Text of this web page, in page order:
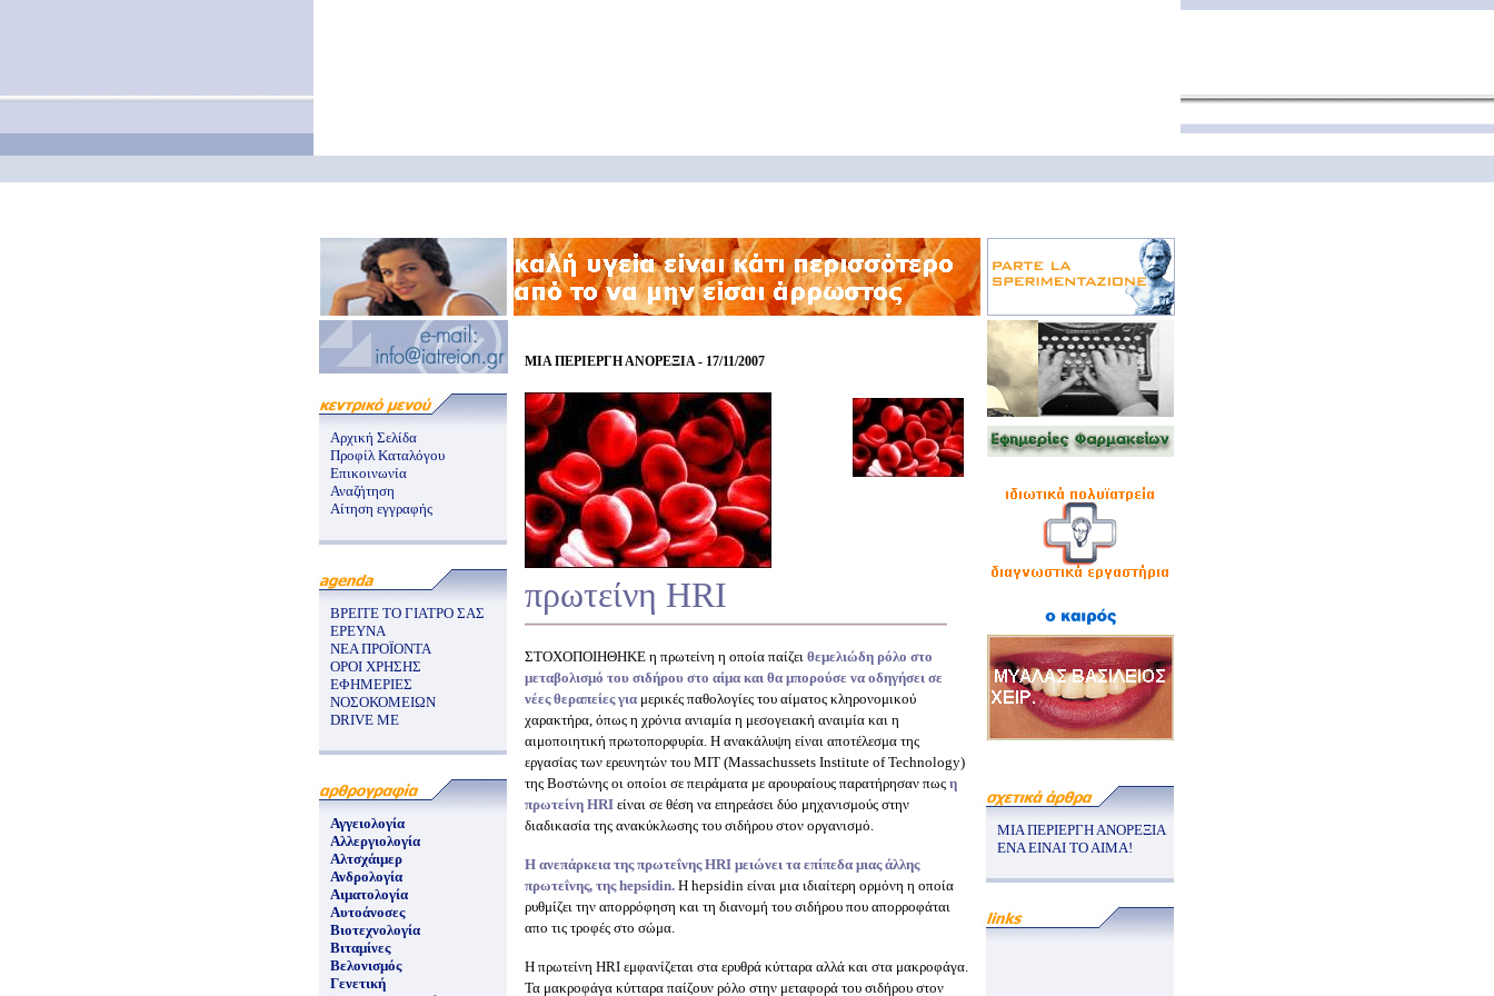
Αρχική Σελίδα
Προφίλ Καταλόγου
Επικοινωνία
Αναζήτηση
Αίτηση εγγραφής
ΒΡΕΙΤΕ ΤΟ ΓΙΑΤΡΟ ΣΑΣ
ΕΡΕΥΝΑ
ΝΕΑ ΠΡΟΪΟΝΤΑ
ΟΡΟΙ ΧΡΗΣΗΣ
ΕΦΗΜΕΡΙΕΣ
ΝΟΣΟΚΟΜΕΙΩΝ
DRIVE ME
Αγγειολογία
Αλλεργιολογία
Αλτσχάιμερ
Ανδρολογία
Αιματολογία
Αυτοάνοσες
Βιοτεχνολογία
Βιταμίνες
Βελονισμός
Γενετική
ΜΙΑ ΠΕΡΙΕΡΓΗ ΑΝΟΡΕΞΙΑ - 17/11/2007
πρωτείνη HRI
ΣΤΟΧΟΠΟΙΗΘΗΚΕ η πρωτείνη η οποία παίζει θεμελιώδη ρόλο στο
μεταβολισμό του σιδήρου στο αίμα και θα μπορούσε να οδηγήσει σε
νέες θεραπείες για μερικές παθολογίες του αίματος κληρονομικού
χαρακτήρα, όπως η χρόνια ανιαμία η μεσογειακή αναιμία και η
αιμοποιητική πρωτοπορφυρία. Η ανακάλυψη είναι αποτέλεσμα της
εργασίας των ερευνητών του MIT (Massachussets Institute of Technology)
της Βοστώνης οι οποίοι σε πειράματα με αρουραίους παρατήρησαν πως η
πρωτείνη HRI είναι σε θέση να επηρεάσει δύο μηχανισμούς στην
διαδικασία της ανακύκλωσης του σιδήρου στον οργανισμό.
Η ανεπάρκεια της πρωτεΐνης HRI μειώνει τα επίπεδα μιας άλλης
πρωτεΐνης, της hepsidin. Η hepsidin είναι μια ιδιαίτερη ορμόνη η οποία
ρυθμίζει την απορρόφηση και τη διανομή του σιδήρου που απορροφάται
απο τις τροφές στο σώμα.
Η πρωτείνη HRI εμφανίζεται στα ερυθρά κύτταρα αλλά και στα μακροφάγα.
Τα μακροφάγα κύτταρα παίζουν ρόλο στην μεταφορά του σιδήρου στον
ΜΙΑ ΠΕΡΙΕΡΓΗ ΑΝΟΡΕΞΙΑ
ΕΝΑ ΕΙΝΑΙ ΤΟ ΑΙΜΑ!